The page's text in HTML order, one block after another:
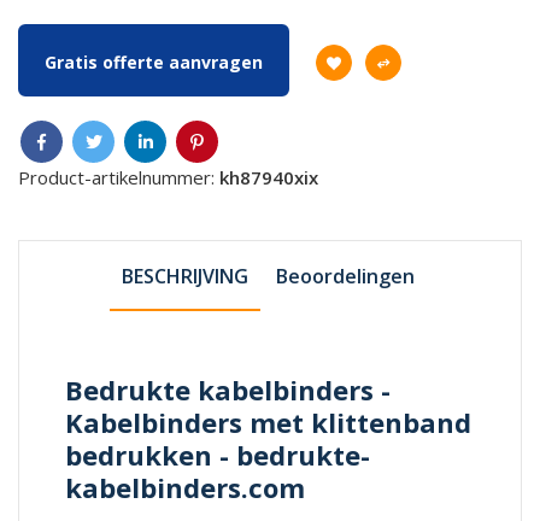
Gratis offerte aanvragen
Product-artikelnummer: kh87940xix
BESCHRIJVING Beoordelingen
Bedrukte kabelbinders -
Kabelbinders met klittenband
bedrukken - bedrukte-
kabelbinders.com